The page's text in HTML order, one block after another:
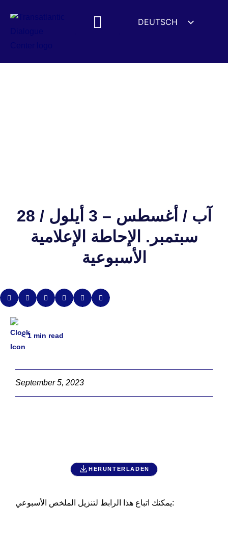
DEUTSCH
28 آب / أغسطس – 3 أيلول /
سبتمبر. الإحاطة الإعلامية
الأسبوعية
< 1 min read
September 5, 2023
HERUNTERLADEN
يمكنك اتباع هذا الرابط لتنزيل الملخص الأسبوعي: